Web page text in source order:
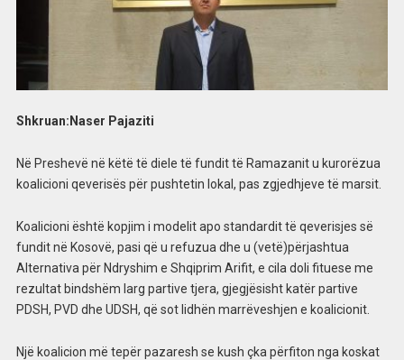
Shkruan:Naser Pajaziti
Në Preshevë në këtë të diele të fundit të Ramazanit u kurorëzua
koalicioni qeverisës për pushtetin lokal, pas zgjedhjeve të marsit.
Koalicioni është kopjim i modelit apo standardit të qeverisjes së
fundit në Kosovë, pasi që u refuzua dhe u (vetë)përjashtua
Alternativa për Ndryshim e Shqiprim Arifit, e cila doli fituese me
rezultat bindshëm larg partive tjera, gjegjësisht katër partive
PDSH, PVD dhe UDSH, që sot lidhën marrëveshjen e koalicionit.
Një koalicion më tepër pazaresh se kush çka përfiton nga koskat